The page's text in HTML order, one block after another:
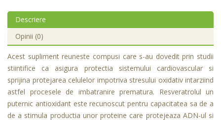
Descriere
Opinii (0)
Acest supliment reuneste compusi care s-au dovedit prin studii
stiintifice ca asigura protectia sistemului cardiovascular si
sprijina protejarea celulelor impotriva stresului oxidativ intarziind
astfel procesele de imbatranire prematura. Resveratrolul un
puternic antioxidant este recunoscut pentru capacitatea sa de a
de a stimula productia unor proteine care protejeaza ADN-ul si